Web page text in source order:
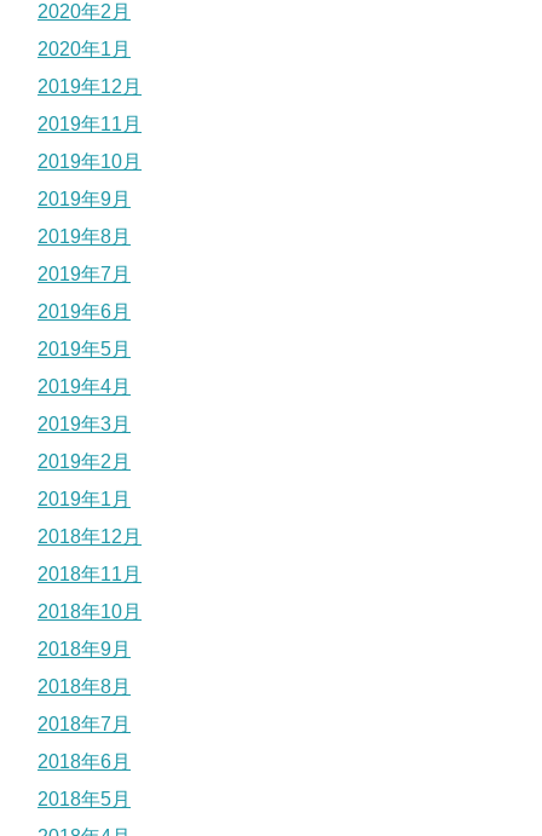
2020年2月
2020年1月
2019年12月
2019年11月
2019年10月
2019年9月
2019年8月
2019年7月
2019年6月
2019年5月
2019年4月
2019年3月
2019年2月
2019年1月
2018年12月
2018年11月
2018年10月
2018年9月
2018年8月
2018年7月
2018年6月
2018年5月